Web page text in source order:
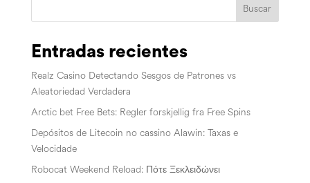
Buscar
Entradas recientes
Realz Casino Detectando Sesgos de Patrones vs
Aleatoriedad Verdadera
Arctic bet Free Bets: Regler forskjellig fra Free Spins
Depósitos de Litecoin no cassino Alawin: Taxas e
Velocidade
Robocat Weekend Reload: Πότε Ξεκλειδώνει